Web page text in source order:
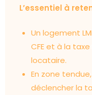
L’essentiel à
Un logement
CFE et à la
locataire.
En zone
déclencher la